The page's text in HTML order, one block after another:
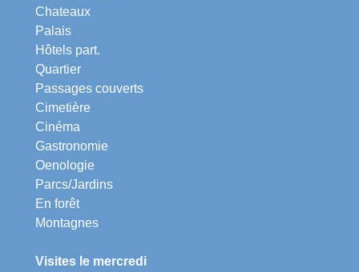
Chateaux
Palais
Hôtels part.
Quartier
Passages couverts
Cimetière
Cinéma
Gastronomie
Oenologie
Parcs/Jardins
En forêt
Montagnes
Visites le mercredi